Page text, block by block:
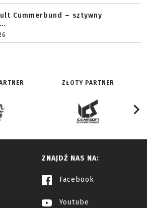
Cummerbund – sztywny
ZŁOTY PARTNER
ZNAJDŹ NAS NA:
Facebook
Youtube